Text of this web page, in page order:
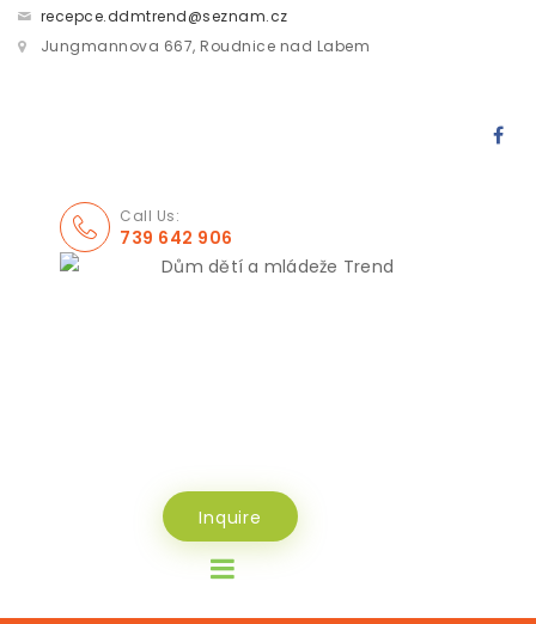
recepce.ddmtrend@seznam.cz
Jungmannova 667, Roudnice nad Labem
Call Us:
739 642 906
Inquire